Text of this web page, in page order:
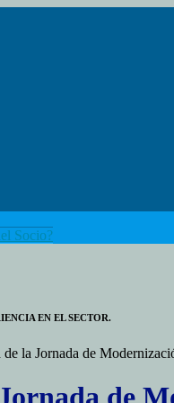
Socio?
EN EL SECTOR.
de la Jornada de